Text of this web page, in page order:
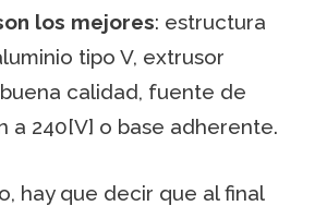
los mejores: estructura
tipo V, extrusor
calidad, fuente de
a 240[V] o base adherente.
hay que decir que al final